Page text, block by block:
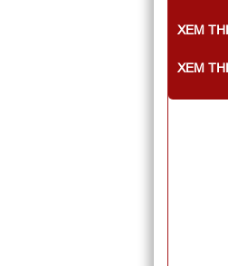
XEM
XEM